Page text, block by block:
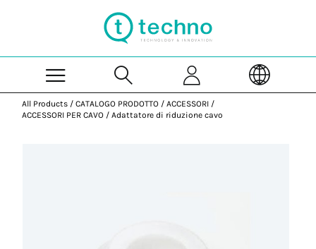
All Products / CATALOGO PRODOTTO / ACCESSORI /
ACCESSORI PER CAVO / Adattatore di riduzione cavo